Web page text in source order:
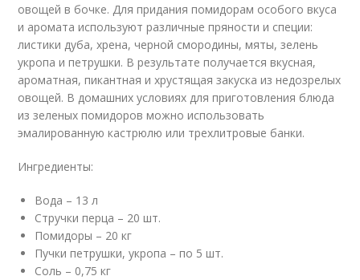
овощей в бочке. Для придания помидорам особого вкуса
и аромата используют различные пряности и специи:
листики дуба, хрена, черной смородины, мяты, зелень
укропа и петрушки. В результате получается вкусная,
ароматная, пикантная и хрустящая закуска из недозрелых
овощей. В домашних условиях для приготовления блюда
из зеленых помидоров можно использовать
эмалированную кастрюлю или трехлитровые банки.
Ингредиенты:
Вода – 13 л
Стручки перца – 20 шт.
Помидоры – 20 кг
Пучки петрушки, укропа – по 5 шт.
Соль – 0,75 кг